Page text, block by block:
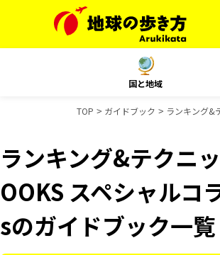
国と地域
TOP ガイドブック ランキング&
ランキング&テクニ
OOKS スペシャルコ
sのガイドブック一覧